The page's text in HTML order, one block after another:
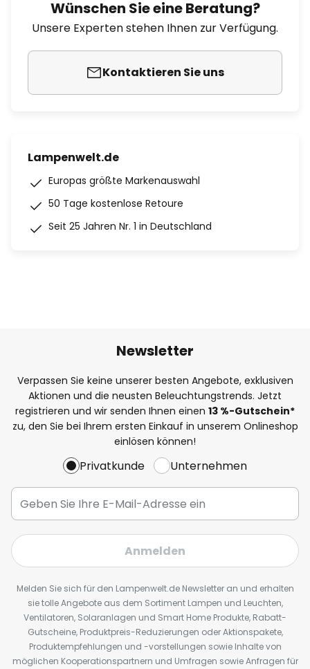
Wünschen Sie eine Beratung?
Unsere Experten stehen Ihnen zur Verfügung.
Kontaktieren Sie uns
Lampenwelt.de
Europas größte Markenauswahl
50 Tage kostenlose Retoure
Seit 25 Jahren Nr. 1 in Deutschland
Newsletter
Verpassen Sie keine unserer besten Angebote, exklusiven
Aktionen und die neusten Beleuchtungstrends. Jetzt
registrieren und wir senden Ihnen einen 13 %-Gutschein*
zu, den Sie bei Ihrem ersten Einkauf in unserem Onlineshop
einlösen können!
Privatkunde Unternehmen
Anmelden
Melden Sie sich für den Lampenwelt.de Newsletter an und erhalten
sie tolle Angebote aus dem Sortiment Lampen und Leuchten,
Ventilatoren, Solaranlagen und Smart Home Produkte, Rabatt-
Gutscheine, Produktpreis-Reduzierungen oder Aktionspakete,
Produktempfehlungen und -vorstellungen sowie Inhalte von
möglichen Kooperationspartnern und Umfragen sowie Anfragen für